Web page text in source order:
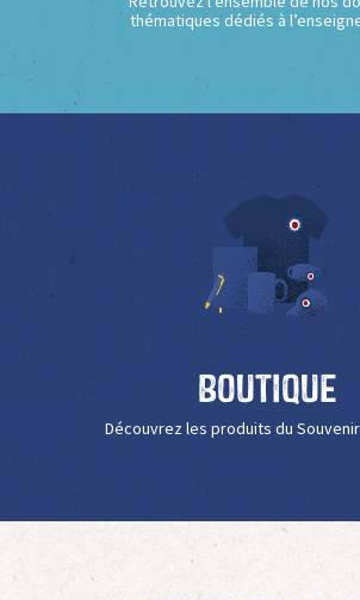
thématiques dédiés à
Boutique
Découvrez les produits du Souvenir